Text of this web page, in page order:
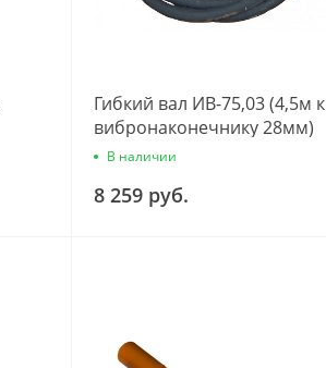
Гибкий вал ИВ-75,03 (4,5м к
вибронаконечнику 28мм)
В наличии
8 259 руб.